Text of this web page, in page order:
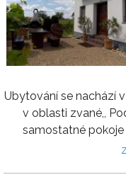
Ubytování se nachází
v oblasti zvané,,
samostatné